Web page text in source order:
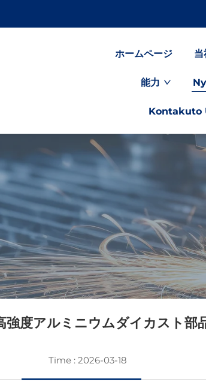
ホームページ 当
能力
Kontakuto
度アルミニウムダイカスト部
Time : 2026-03-18